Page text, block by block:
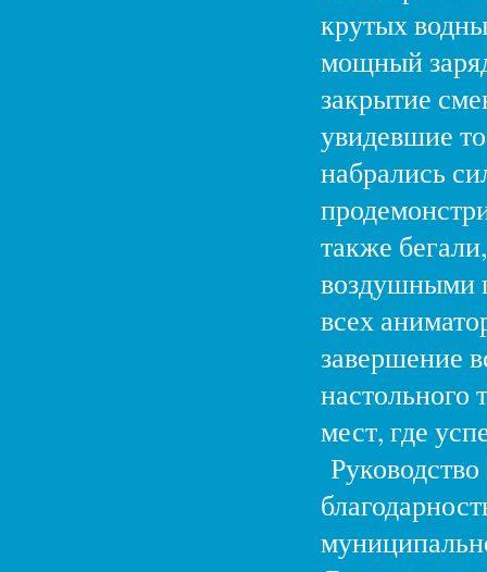
крутых
мощный
закрытие
увидевшие
набрались
также
воздушными
всех
завершение
мест, где